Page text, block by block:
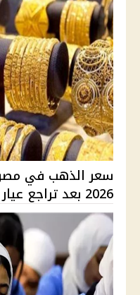
2026 بعد تراجع عيار 21 أمس